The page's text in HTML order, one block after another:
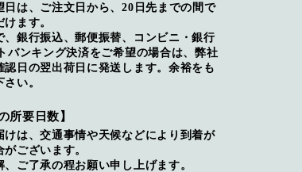
日は、ご注文日から、20日先までの間で
ます。
銀行振込、郵便振替、コンビニ・銀行
バンキング決済をご希望の場合は、弊社
認日の翌出荷日に発送します。余裕をも
い。
所要日数】
は、交通事情や天候などにより到着が
ございます。
、ご了承の程お願い申し上げます。